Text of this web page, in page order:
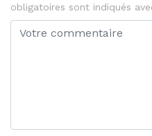
obligatoires sont indiqués